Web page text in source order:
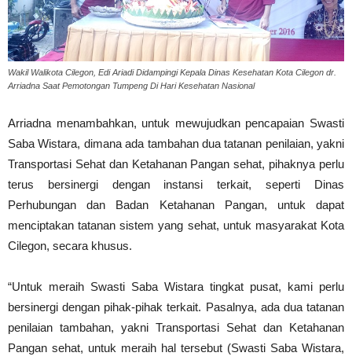
Wakil Walikota Cilegon, Edi Ariadi Didampingi Kepala Dinas Kesehatan Kota Cilegon dr.
Arriadna Saat Pemotongan Tumpeng Di Hari Kesehatan Nasional
Arriadna menambahkan, untuk mewujudkan pencapaian Swasti
Saba Wistara, dimana ada tambahan dua tatanan penilaian, yakni
Transportasi Sehat dan Ketahanan Pangan sehat, pihaknya perlu
terus bersinergi dengan instansi terkait, seperti Dinas
Perhubungan dan Badan Ketahanan Pangan, untuk dapat
menciptakan tatanan sistem yang sehat, untuk masyarakat Kota
Cilegon, secara khusus.
“Untuk meraih Swasti Saba Wistara tingkat pusat, kami perlu
bersinergi dengan pihak-pihak terkait. Pasalnya, ada dua tatanan
penilaian tambahan, yakni Transportasi Sehat dan Ketahanan
Pangan sehat, untuk meraih hal tersebut (Swasti Saba Wistara,